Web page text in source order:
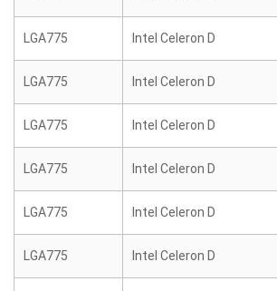
LGA775 Intel Celeron D
LGA775 Intel Celeron D
LGA775 Intel Celeron D
LGA775 Intel Celeron D
LGA775 Intel Celeron D
LGA775 Intel Celeron D